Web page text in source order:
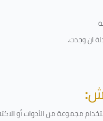
ان وجدت.
:
مجموعة من الأدوات أو